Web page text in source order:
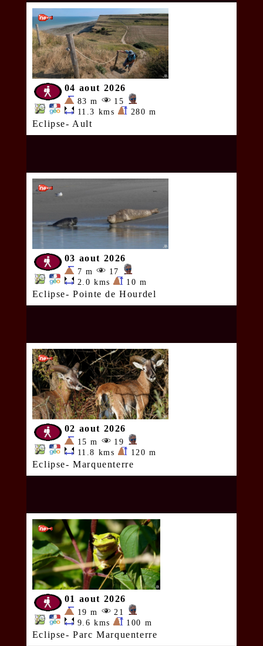
04 aout 2026
83 m
15
11.3 kms
280 m
Eclipse- Ault
03 aout 2026
7 m
17
2.0 kms
10 m
Eclipse- Pointe de Hourdel
02 aout 2026
15 m
19
11.8 kms
120 m
Eclipse- Marquenterre
01 aout 2026
19 m
21
9.6 kms
100 m
Eclipse- Parc Marquenterre